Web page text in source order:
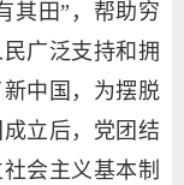
其田”，帮助穷
广泛支持和拥
中国，为摆脱
立后，党团结
会主义基本制